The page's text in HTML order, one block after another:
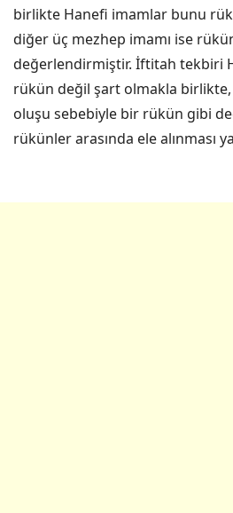
birlikte Hanefi imamlar bunu
diğer üç mezhep imamı ise
değerlendirmiştir. İftitah tekbiri
rükün değil şart olmakla
oluşu sebebiyle bir rükün gibi
rükünler arasında ele alınması